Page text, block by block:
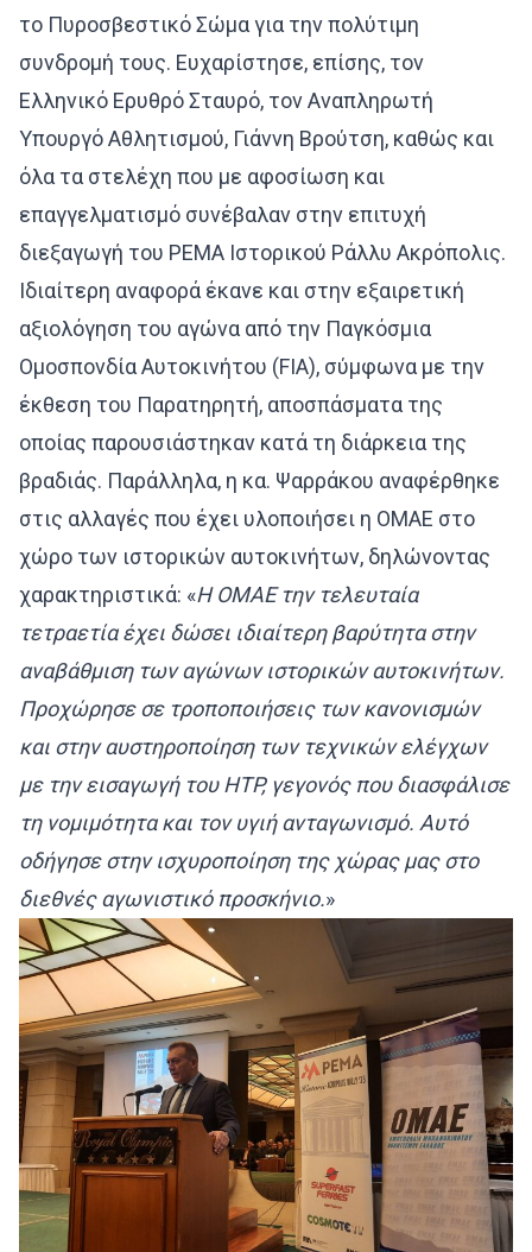
το Πυροσβεστικό Σώμα για την πολύτιμη
συνδρομή τους. Ευχαρίστησε, επίσης, τον
Ελληνικό Ερυθρό Σταυρό, τον Αναπληρωτή
Υπουργό Αθλητισμού, Γιάννη Βρούτση, καθώς και
όλα τα στελέχη που με αφοσίωση και
επαγγελματισμό συνέβαλαν στην επιτυχή
διεξαγωγή του PEMA Ιστορικού Ράλλυ Ακρόπολις.
Ιδιαίτερη αναφορά έκανε και στην εξαιρετική
αξιολόγηση του αγώνα από την Παγκόσμια
Ομοσπονδία Αυτοκινήτου (FIA), σύμφωνα με την
έκθεση του Παρατηρητή, αποσπάσματα της
οποίας παρουσιάστηκαν κατά τη διάρκεια της
βραδιάς. Παράλληλα, η κα. Ψαρράκου αναφέρθηκε
στις αλλαγές που έχει υλοποιήσει η ΟΜΑΕ στο
χώρο των ιστορικών αυτοκινήτων, δηλώνοντας
χαρακτηριστικά: «Η ΟΜΑΕ την τελευταία
τετραετία έχει δώσει ιδιαίτερη βαρύτητα στην
αναβάθμιση των αγώνων ιστορικών αυτοκινήτων.
Προχώρησε σε τροποποιήσεις των κανονισμών
και στην αυστηροποίηση των τεχνικών ελέγχων
με την εισαγωγή τουHTP, γεγονός που διασφάλισε
τη νομιμότητα και τον υγιή ανταγωνισμό. Αυτό
οδήγησε στην ισχυροποίηση της χώρας μας στο
διεθνές αγωνιστικό προσκήνιο.»